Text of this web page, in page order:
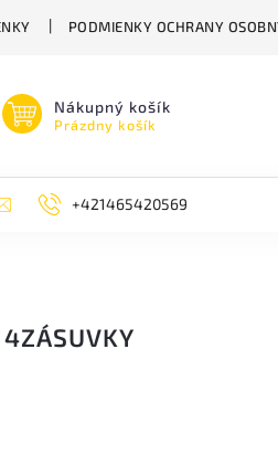
PODMIENKY OCHRANY
Nákupný košík
Prázdny košík
+421465420569